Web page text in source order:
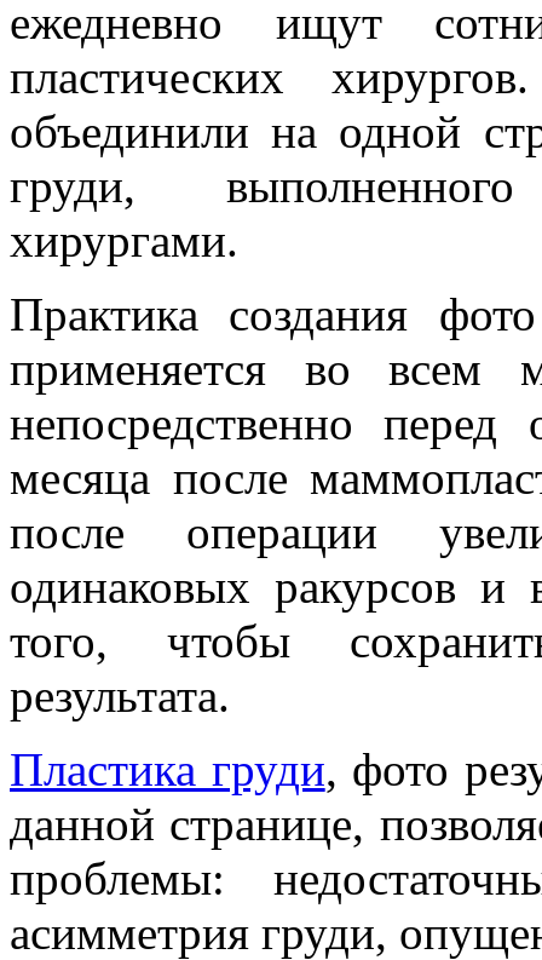
ежедневно ищут
пластических
объединили на одной
груди,
хирургами.
Практика создания
применяется во всем
непосредственно
месяца после
после операции
одинаковых ракурсов и
того, чтобы
результата.
Пластика груди, фото
данной странице,
проблемы:
асимметрия груди,